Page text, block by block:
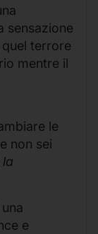
sensazione
terrore
mentre il
le
non sei
e